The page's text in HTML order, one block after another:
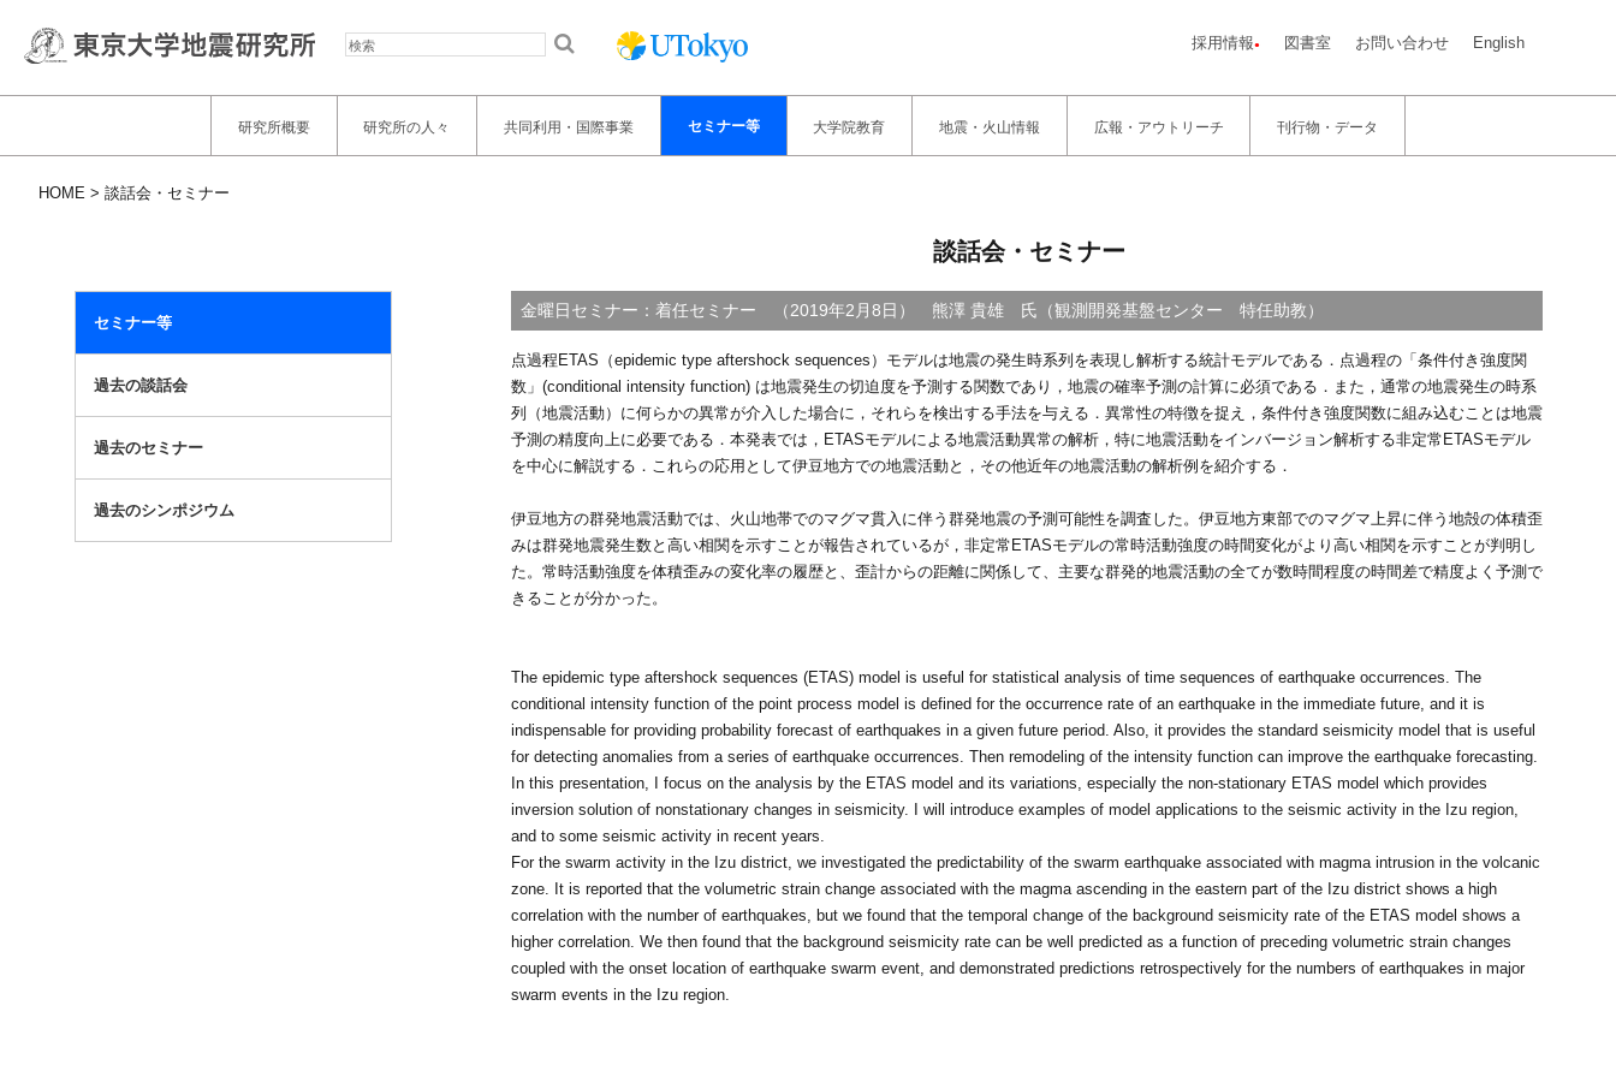
採用情報 図書室 お問い合わせ English
研究所概要 研究所の人々 共同利用・国際事業 セミナー等 大学院教育 地震・火山情報 広報・アウトリーチ 刊行物・データ
HOME 談話会・セミナー
セミナー等
過去の談話会
過去のセミナー
過去のシンポジウム
談話会・セミナー
金曜日セミナー：着任セミナー （2019年2月8日） 熊澤 貴雄 氏（観測開発基盤センター 特任助教）
点過程ETAS（epidemic type aftershock sequences）モデルは地震の発生時系列を表現し解析する統計モデルである．点過程の「条件付き強度関
数」(conditional intensity function) は地震発生の切迫度を予測する関数であり，地震の確率予測の計算に必須である．また，通常の地震発生の時系
列（地震活動）に何らかの異常が介入した場合に，それらを検出する手法を与える．異常性の特徴を捉え，条件付き強度関数に組み込むことは地震
予測の精度向上に必要である．本発表では，ETASモデルによる地震活動異常の解析，特に地震活動をインバージョン解析する非定常ETASモデル
を中心に解説する．これらの応用として伊豆地方での地震活動と，その他近年の地震活動の解析例を紹介する．
伊豆地方の群発地震活動では、火山地帯でのマグマ貫入に伴う群発地震の予測可能性を調査した。伊豆地方東部でのマグマ上昇に伴う地殻の体積歪
みは群発地震発生数と高い相関を示すことが報告されているが，非定常ETASモデルの常時活動強度の時間変化がより高い相関を示すことが判明し
た。常時活動強度を体積歪みの変化率の履歴と、歪計からの距離に関係して、主要な群発的地震活動の全てが数時間程度の時間差で精度よく予測で
きることが分かった。
The epidemic type aftershock sequences (ETAS) model is useful for statistical analysis of time sequences of earthquake occurrences. The
conditional intensity function of the point process model is defined for the occurrence rate of an earthquake in the immediate future, and it is
indispensable for providing probability forecast of earthquakes in a given future period. Also, it provides the standard seismicity model that is useful
for detecting anomalies from a series of earthquake occurrences. Then remodeling of the intensity function can improve the earthquake forecasting.
In this presentation, I focus on the analysis by the ETAS model and its variations, especially the non-stationary ETAS model which provides
inversion solution of nonstationary changes in seismicity. I will introduce examples of model applications to the seismic activity in the Izu region,
and to some seismic activity in recent years.
For the swarm activity in the Izu district, we investigated the predictability of the swarm earthquake associated with magma intrusion in the volcanic
zone. It is reported that the volumetric strain change associated with the magma ascending in the eastern part of the Izu district shows a high
correlation with the number of earthquakes, but we found that the temporal change of the background seismicity rate of the ETAS model shows a
higher correlation. We then found that the background seismicity rate can be well predicted as a function of preceding volumetric strain changes
coupled with the onset location of earthquake swarm event, and demonstrated predictions retrospectively for the numbers of earthquakes in major
swarm events in the Izu region.